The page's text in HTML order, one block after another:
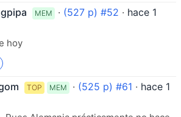
que los elige 8 por Inglaterra y es
múltiple como en las sencillas
MEM · (527 p) #52 · hace 1
hoy
TOP MEM · (525 p) #61 · hace 1